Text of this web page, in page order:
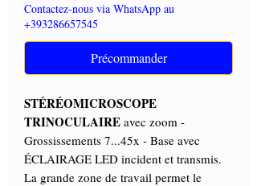
Contactez-nous via WhatsApp au
+393286657545
Précommander
STÉRÉOMICROSCOPE
TRINOCULAIRE avec zoom -
Grossissements 7...45x - Base avec
ÉCLAIRAGE LED incident et transmis.
La grande zone de travail permet le